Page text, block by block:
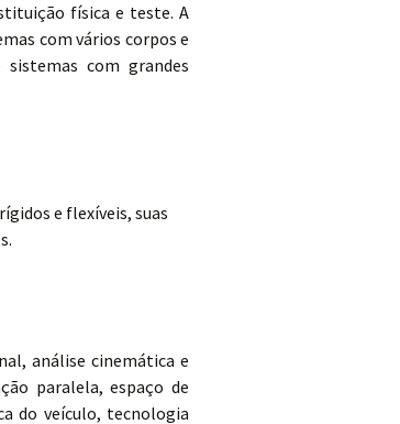
física e teste. A
com vários corpos e
com grandes
e flexíveis, suas
análise cinemática e
paralela, espaço de
do veículo, tecnologia